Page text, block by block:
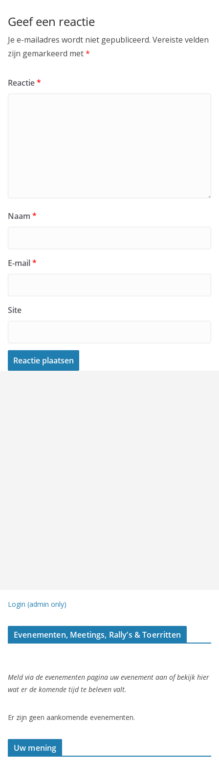
Geef een reactie
Je e-mailadres wordt niet gepubliceerd. Vereiste velden
zijn gemarkeerd met*
Reactie*
Naam *
E-mail*
Site
Login (admin only)
Evenementen, Meetings, Rally’s & Toerritten
Meld via de evenementen pagina uw evenement aan of bekijk hier
wat er de komende tijd te beleven valt.
Er zijn geen aankomende evenementen.
Uw mening